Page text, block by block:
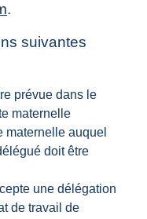
.
suivantes
prévue dans le
maternelle
maternelle auquel
doit être
une délégation
de travail de